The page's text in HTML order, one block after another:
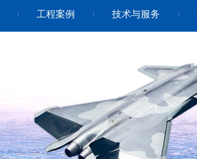
工程案例 技术与服务